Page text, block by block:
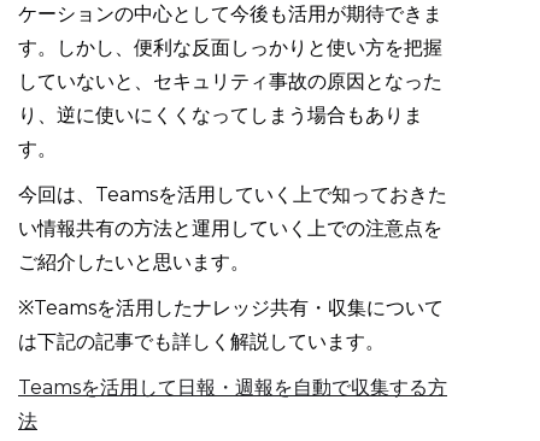
ケーションの中心として今後も活用が期待できま
す。しかし、便利な反面しっかりと使い方を把握
していないと、セキュリティ事故の原因となった
り、逆に使いにくくなってしまう場合もありま
す。
今回は、Teamsを活用していく上で知っておきた
い情報共有の方法と運用していく上での注意点を
ご紹介したいと思います。
※Teamsを活用したナレッジ共有・収集について
は下記の記事でも詳しく解説しています。
Teamsを活用して日報・週報を自動で収集する方
法